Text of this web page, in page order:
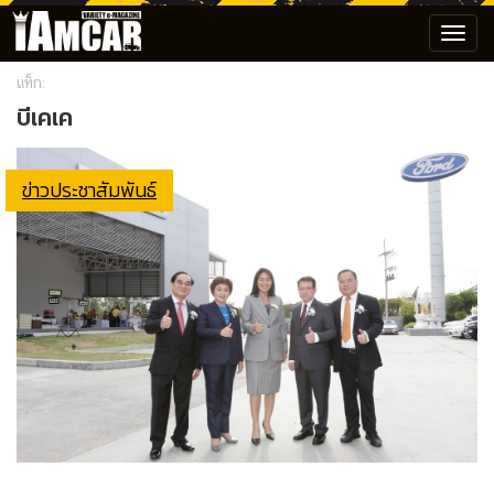
แท็ก:
บีเคเค
ข่าวประชาสัมพันธ์